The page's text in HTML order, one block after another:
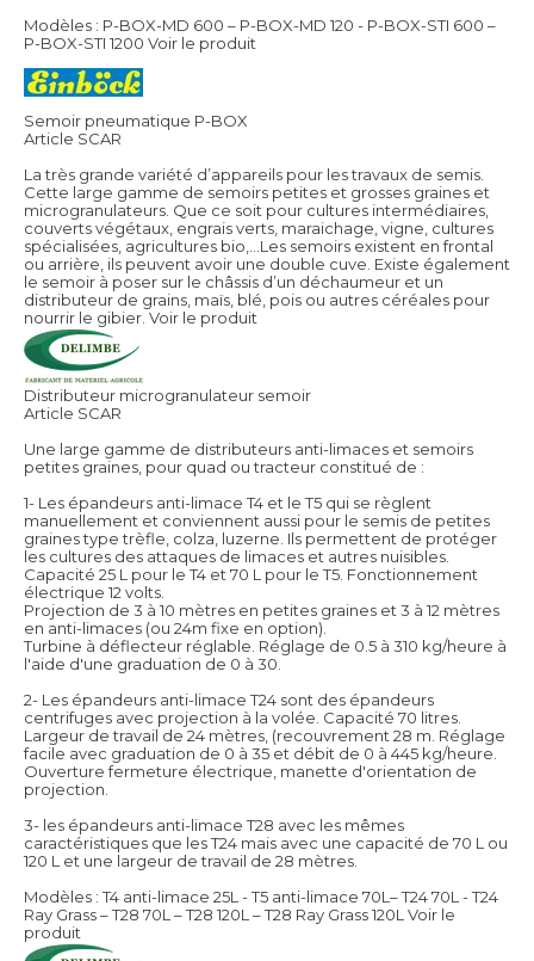
Modèles : P-BOX-MD 600 – P-BOX-MD 120 - P-BOX-STI 600 –
P-BOX-STI 1200 Voir le produit
Semoir pneumatique P-BOX
Article SCAR
La très grande variété d’appareils pour les travaux de semis.
Cette large gamme de semoirs petites et grosses graines et
microgranulateurs. Que ce soit pour cultures intermédiaires,
couverts végétaux, engrais verts, maraichage, vigne, cultures
spécialisées, agricultures bio,…Les semoirs existent en frontal
ou arrière, ils peuvent avoir une double cuve. Existe également
le semoir à poser sur le châssis d’un déchaumeur et un
distributeur de grains, maïs, blé, pois ou autres céréales pour
nourrir le gibier. Voir le produit
Distributeur microgranulateur semoir
Article SCAR
Une large gamme de distributeurs anti-limaces et semoirs
petites graines, pour quad ou tracteur constitué de :
1- Les épandeurs anti-limace T4 et le T5 qui se règlent
manuellement et conviennent aussi pour le semis de petites
graines type trèfle, colza, luzerne. Ils permettent de protéger
les cultures des attaques de limaces et autres nuisibles.
Capacité 25 L pour le T4 et 70 L pour le T5. Fonctionnement
électrique 12 volts.
Projection de 3 à 10 mètres en petites graines et 3 à 12 mètres
en anti-limaces (ou 24m fixe en option).
Turbine à déflecteur réglable. Réglage de 0.5 à 310 kg/heure à
l'aide d'une graduation de 0 à 30.
2- Les épandeurs anti-limace T24 sont des épandeurs
centrifuges avec projection à la volée. Capacité 70 litres.
Largeur de travail de 24 mètres, (recouvrement 28 m. Réglage
facile avec graduation de 0 à 35 et débit de 0 à 445 kg/heure.
Ouverture fermeture électrique, manette d'orientation de
projection.
3- les épandeurs anti-limace T28 avec les mêmes
caractéristiques que les T24 mais avec une capacité de 70 L ou
120 L et une largeur de travail de 28 mètres.
Modèles : T4 anti-limace 25L - T5 anti-limace 70L– T24 70L - T24
Ray Grass – T28 70L – T28 120L – T28 Ray Grass 120L Voir le
produit